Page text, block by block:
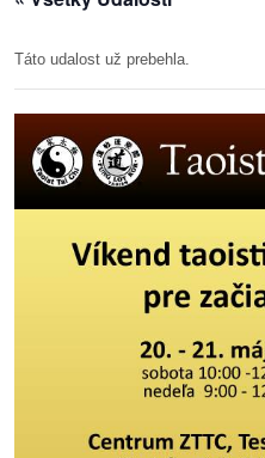
blogy
fotky
Táto udalost už prebehla.